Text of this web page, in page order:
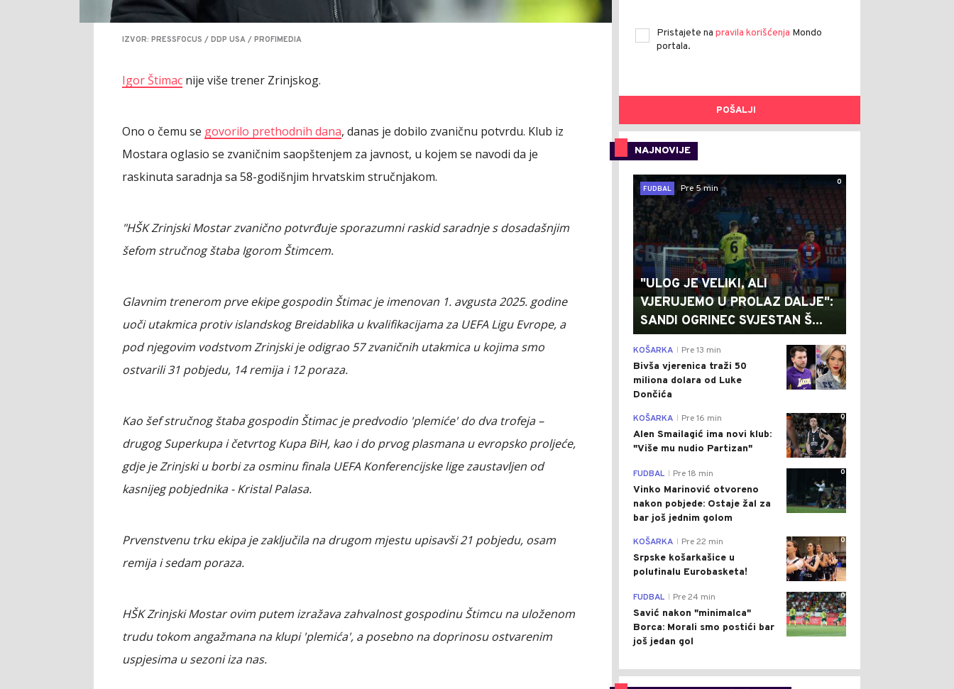
IZVOR: PRESSFOCUS / DDP USA / PROFIMEDIA
Igor Štimac nije više trener Zrinjskog.
Ono o čemu se govorilo prethodnih dana, danas je dobilo zvaničnu potvrdu. Klub iz
Mostara oglasio se zvaničnim saopštenjem za javnost, u kojem se navodi da je
raskinuta saradnja sa 58-godišnjim hrvatskim stručnjakom.
"HŠK Zrinjski Mostar zvanično potvrđuje sporazumni raskid saradnje s dosadašnjim
šefom stručnog štaba Igorom Štimcem.
Glavnim trenerom prve ekipe gospodin Štimac je imenovan 1. avgusta 2025. godine
uoči utakmica protiv islandskog Breidablika u kvalifikacijama za UEFA Ligu Evrope, a
pod njegovim vodstvom Zrinjski je odigrao 57 zvaničnih utakmica u kojima smo
ostvarili 31 pobjedu, 14 remija i 12 poraza.
Kao šef stručnog štaba gospodin Štimac je predvodio 'plemiće' do dva trofeja –
drugog Superkupa i četvrtog Kupa BiH, kao i do prvog plasmana u evropsko proljeće,
gdje je Zrinjski u borbi za osminu finala UEFA Konferencijske lige zaustavljen od
kasnijeg pobjednika - Kristal Palasa.
Prvenstvenu trku ekipa je zaključila na drugom mjestu upisavši 21 pobjedu, osam
remija i sedam poraza.
HŠK Zrinjski Mostar ovim putem izražava zahvalnost gospodinu Štimcu na uloženom
trudu tokom angažmana na klupi 'plemića', a posebno na doprinosu ostvarenim
uspjesima u sezoni iza nas.
Pristajete na pravila korišćenja Mondo
portala.
POŠALJI
NAJNOVIJE
0
FUDBAL
Pre 5 min
"ULOG JE VELIKI, ALI
VJERUJEMO U PROLAZ DALJE":
SANDI OGRINEC SVJESTAN Š...
0
KOŠARKA Pre 13 min
Bivša vjerenica traži 50
miliona dolara od Luke
Dončića
0
KOŠARKA Pre 16 min
Alen Smailagić ima novi klub:
"Više mu nudio Partizan"
0
FUDBAL Pre 18 min
Vinko Marinović otvoreno
nakon pobjede: Ostaje žal za
bar još jednim golom
0
KOŠARKA Pre 22 min
Srpske košarkašice u
polufinalu Eurobasketa!
0
FUDBAL Pre 24 min
Savić nakon "minimalca"
Borca: Morali smo postići bar
još jedan gol